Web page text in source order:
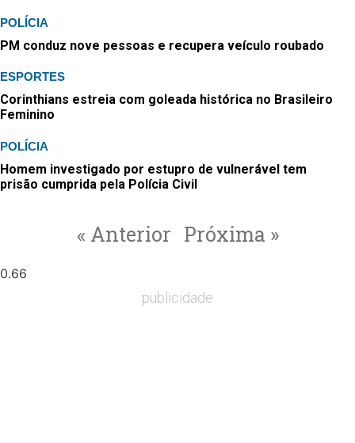
POLÍCIA
PM conduz nove pessoas e recupera veículo roubado
ESPORTES
Corinthians estreia com goleada histórica no Brasileiro
Feminino
POLÍCIA
Homem investigado por estupro de vulnerável tem
prisão cumprida pela Polícia Civil
« Anterior Próxima »
publicidade